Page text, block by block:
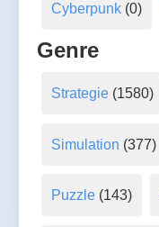
Cyberpunk(0)
Genre
Strategie(1580)
Simulation (377)
Puzzle(143)